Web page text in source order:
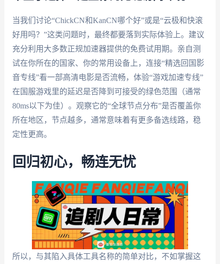
当我们讨论“ChickCN和KanCN哪个好”或是“云极和快滚
好用吗？”这类问题时，最终都要落到实际体验上。建议
充分利用大多数正规加速器提供的免费试用期。亲自测
试在你所在的国家、你的常用设备上，连接“精选回国影
音专线”看一部高清电影是否流畅，体验“游戏加速专线”
在国服游戏里的延迟是否降到可接受的绿色范围（通常
80ms以下为佳）。观察它的“全球节点分布”是否覆盖你
所在地区，节点越多，通常意味着有更多备选线路，稳
定性更高。
回归初心，畅连无忧
所以，与其陷入具体工具名称的简单对比，不如掌握这